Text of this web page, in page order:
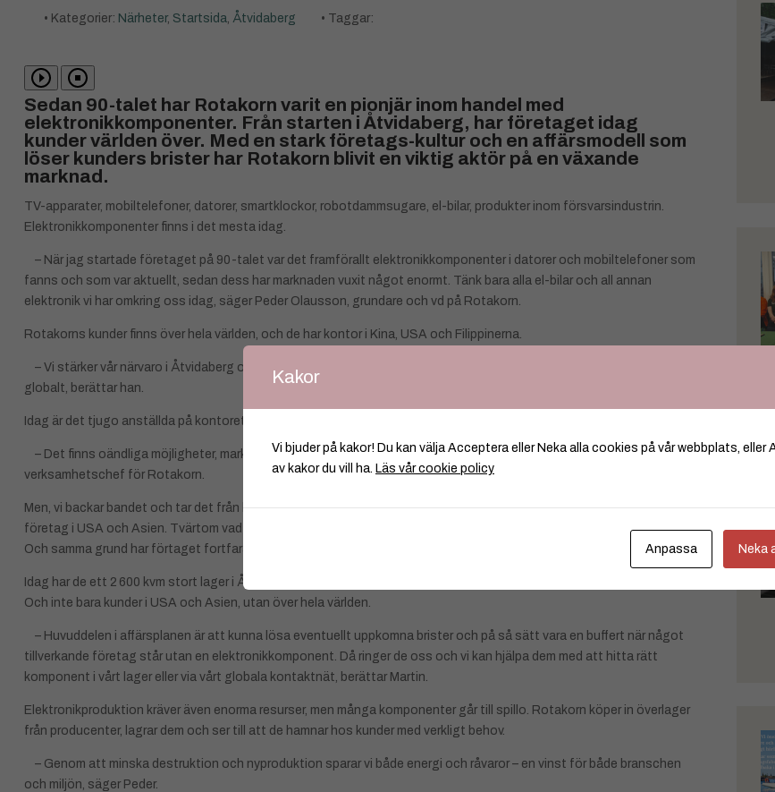
• Kategorier: Närheter, Startsida, Åtvidaberg • Taggar:
Sedan 90-talet har Rotakorn varit en pionjär inom handel med
elektronikkomponenter. Från starten i Åtvidaberg, har företaget idag
kunder världen över. Med en stark företags-kultur och en affärsmodell som
löser kunders brister har Rotakorn blivit en viktig aktör på en växande
marknad.
TV-apparater, mobiltelefoner, datorer, smartklockor, robotdammsugare, el-bilar, produkter inom försvarsindustrin.
Elektronikkomponenter finns i det mesta idag.
– När jag startade företaget på 90-talet var det framförallt elektronikkomponenter i datorer och mobiltelefoner som
fanns och som var aktuellt, sedan dess har marknaden vuxit något enormt. Tänk bara alla el-bilar och all annan
elektronik vi har omkring oss idag, säger Peder Olausson, grundare och vd på Rotakorn.
Rotakorns kunder finns över hela världen, och de har kontor i Kina, USA och Filippinerna.
– Vi stärker vår närvaro i Åtvidaberg och fokuserar på att växa lokalt för att kunna erbjuda ännu bättre support
globalt, berättar han.
Idag är det tjugo anställda på kontoret i Åtvidaberg. För fem år sedan var de tolv.
– Det finns oändliga möjligheter, marknaden är så het och väldigt intressant idag, säger Martin Lindström,
verksamhetschef för Rotakorn.
Men, vi backar bandet och tar det från början. Peders idé var att köpa in elektronikkomponenter och sälja på export till
företag i USA och Asien. Tvärtom vad många andra tänkte då, och de var en av pionjärerna inom detta på 90-talet.
Och samma grund har förtaget fortfarande.
Idag har de ett 2 600 kvm stort lager i Åtvidaberg med 32 000 olika artiklar (32 000 olika sorters elektronikkomponenter).
Och inte bara kunder i USA och Asien, utan över hela världen.
– Huvuddelen i affärsplanen är att kunna lösa eventuellt uppkomna brister och på så sätt vara en buffert när något
tillverkande företag står utan en elektronikkomponent. Då ringer de oss och vi kan hjälpa dem med att hitta rätt
komponent i vårt lager eller via vårt globala kontaktnät, berättar Martin.
Elektronikproduktion kräver även enorma resurser, men många komponenter går till spillo. Rotakorn köper in överlager
från producenter, lagrar dem och ser till att de hamnar hos kunder med verkligt behov.
– Genom att minska destruktion och nyproduktion sparar vi både energi och råvaror – en vinst för både branschen
och miljön, säger Peder.
Kakor
Vi bjuder på kakor! Du kan välja Acceptera eller Neka alla cookies på vår webbplats, eller
av kakor du vill ha. Läs vår cookie policy
Anpassa Neka